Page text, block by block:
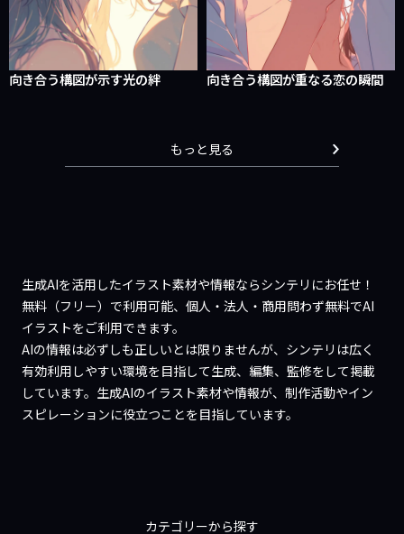
向き合う構図が示す光の絆 向き合う構図が重なる恋の瞬間
もっと見る
生成AIを活用したイラスト素材や情報ならシンテリにお任せ！
無料（フリー）で利用可能、個人・法人・商用問わず無料でAI
イラストをご利用できます。
AIの情報は必ずしも正しいとは限りませんが、シンテリは広く
有効利用しやすい環境を目指して生成、編集、監修をして掲載
しています。生成AIのイラスト素材や情報が、制作活動やイン
スピレーションに役立つことを目指しています。
カテゴリーから探す